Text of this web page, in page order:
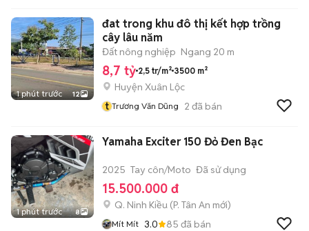
1 phút trước 12
đat trong khu đô thị kết hợp trồng
cây lâu năm
Đất nông nghiệp Ngang 20 m
8,7 tỷ 2,5 tr/m² 3500 m²
Huyện Xuân Lộc
t Trương Văn Dũng 2 đã bán
1 phút trước 8
Yamaha Exciter 150 Đỏ Đen Bạc
2025 Tay côn/Moto Đã sử dụng
15.500.000 đ
Q. Ninh Kiều (P. Tân An mới)
Mít Mít 3.0 85 đã bán